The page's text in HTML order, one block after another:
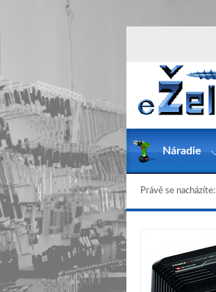
Právě se nacházíte:
Náradie